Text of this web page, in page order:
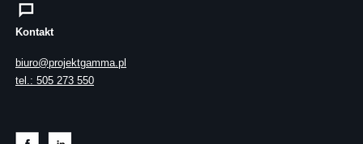
Kontakt
biuro@projektgamma.pl
tel.: 505 273 550